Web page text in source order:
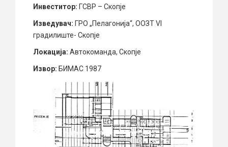
Инвеститор: ГСВР – Скопје
Изведувач: ГРО „Пелагонија“, ООЗТ VI
градилиште- Скопје
Локација: Автокоманда, Скопје
Извор: БИМАС 1987